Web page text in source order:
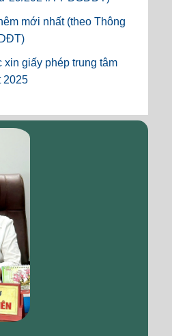
mới nhất (theo Thông
xin giấy phép trung tâm
2025